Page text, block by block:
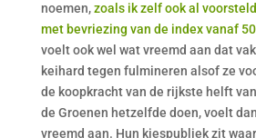
noemen,zoals ik zelf ook al
met bevriezing van de index vanaf
voelt ook wel wat vreemd aan dat
keihard tegen fulmineren alsof ze
de koopkracht van de rijkste helft
de Groenen hetzelfde doen, voelt
vreemd aan. Hun kiespubliek zit